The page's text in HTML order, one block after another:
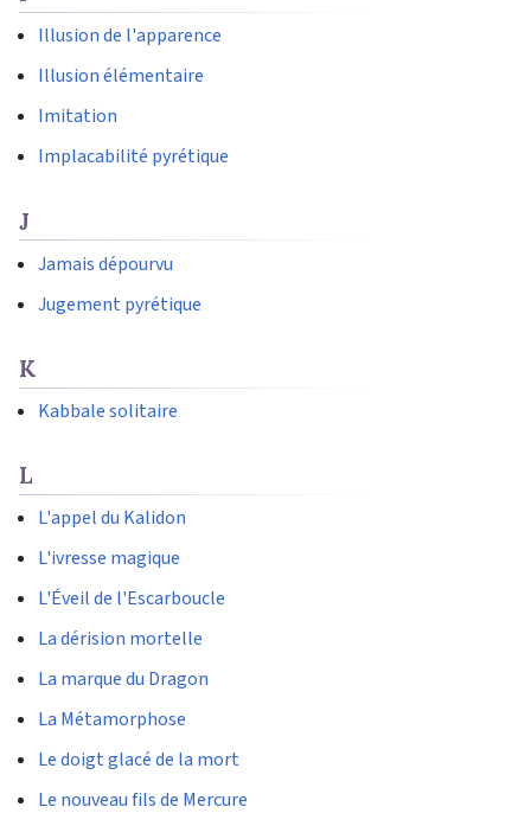
Illusion de l'apparence
Illusion élémentaire
Imitation
Implacabilité pyrétique
J
Jamais dépourvu
Jugement pyrétique
K
Kabbale solitaire
L
L'appel du Kalidon
L'ivresse magique
L'Éveil de l'Escarboucle
La dérision mortelle
La marque du Dragon
La Métamorphose
Le doigt glacé de la mort
Le nouveau fils de Mercure